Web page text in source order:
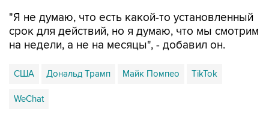
"Я не думаю, что есть какой-то установленный
срок для действий, но я думаю, что мы смотрим
на недели, а не на месяцы", - добавил он.
США Дональд Трамп Майк Помпео TikTok
WeChat